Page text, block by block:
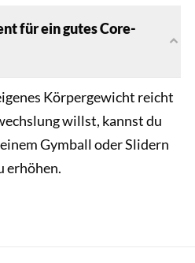
für ein gutes Core-
Körpergewicht reicht
willst, kannst du
Gymball oder Slidern
erhöhen.